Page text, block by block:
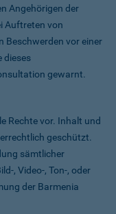
Angehörigen der
Auftreten von
Beschwerden vor einer
dieses
gewarnt.
Rechte vor. Inhalt und
geschützt.
sämtlicher
, Video-, Ton-, oder
der Barmenia